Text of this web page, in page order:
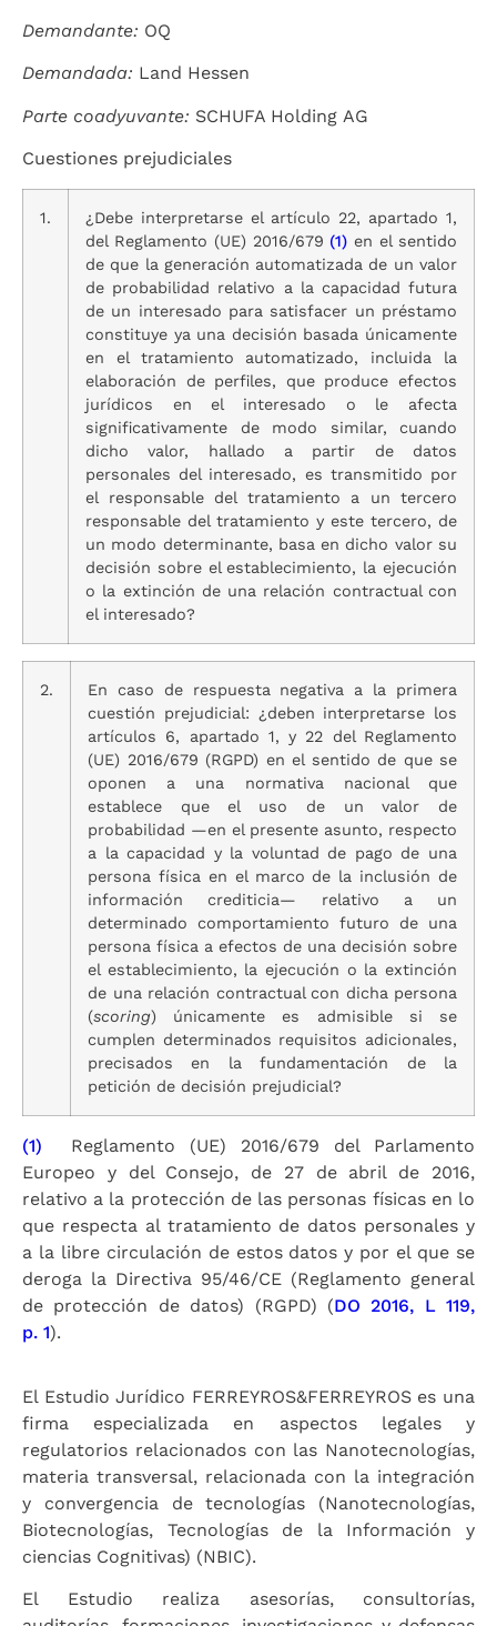
Demandante: OQ
Demandada: Land Hessen
Parte coadyuvante: SCHUFA Holding AG
Cuestiones prejudiciales
1.
¿Debe interpretarse el artículo 22, apartado 1,
del Reglamento (UE) 2016/679 (1) en el sentido
de que la generación automatizada de un valor
de probabilidad relativo a la capacidad futura
de un interesado para satisfacer un préstamo
constituye ya una decisión basada únicamente
en el tratamiento automatizado, incluida la
elaboración de perfiles, que produce efectos
jurídicos en el interesado o le afecta
significativamente de modo similar, cuando
dicho valor, hallado a partir de datos
personales del interesado, es transmitido por
el responsable del tratamiento a un tercero
responsable del tratamiento y este tercero, de
un modo determinante, basa en dicho valor su
decisión sobre el establecimiento, la ejecución
o la extinción de una relación contractual con
el interesado?
2.
En caso de respuesta negativa a la primera
cuestión prejudicial: ¿deben interpretarse los
artículos 6, apartado 1, y 22 del Reglamento
(UE) 2016/679 (RGPD) en el sentido de que se
oponen a una normativa nacional que
establece que el uso de un valor de
probabilidad —en el presente asunto, respecto
a la capacidad y la voluntad de pago de una
persona física en el marco de la inclusión de
información crediticia— relativo a un
determinado comportamiento futuro de una
persona física a efectos de una decisión sobre
el establecimiento, la ejecución o la extinción
de una relación contractual con dicha persona
(scoring) únicamente es admisible si se
cumplen determinados requisitos adicionales,
precisados en la fundamentación de la
petición de decisión prejudicial?
(1) Reglamento (UE) 2016/679 del Parlamento
Europeo y del Consejo, de 27 de abril de 2016,
relativo a la protección de las personas físicas en lo
que respecta al tratamiento de datos personales y
a la libre circulación de estos datos y por el que se
deroga la Directiva 95/46/CE (Reglamento general
de protección de datos) (RGPD) (DO 2016, L 119,
p. 1).
El Estudio Jurídico FERREYROS&FERREYROS es una
firma especializada en aspectos legales y
regulatorios relacionados con las Nanotecnologías,
materia transversal, relacionada con la integración
y convergencia de tecnologías (Nanotecnologías,
Biotecnologías, Tecnologías de la Información y
ciencias Cognitivas) (NBIC).
El Estudio realiza asesorías, consultorías,